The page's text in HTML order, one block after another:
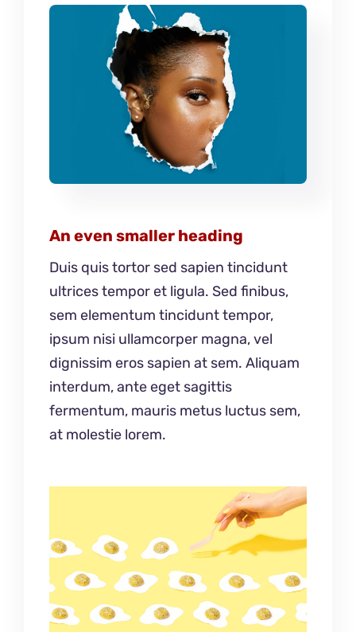
An even smaller heading
Duis quis tortor sed sapien tincidunt
ultrices tempor et ligula. Sed finibus,
sem elementum tincidunt tempor,
ipsum nisi ullamcorper magna, vel
dignissim eros sapien at sem. Aliquam
interdum, ante eget sagittis
fermentum, mauris metus luctus sem,
at molestie lorem.